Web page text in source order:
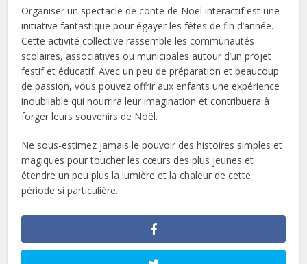
Organiser un spectacle de conte de Noël interactif est une
initiative fantastique pour égayer les fêtes de fin d’année.
Cette activité collective rassemble les communautés
scolaires, associatives ou municipales autour d’un projet
festif et éducatif. Avec un peu de préparation et beaucoup
de passion, vous pouvez offrir aux enfants une expérience
inoubliable qui nourrira leur imagination et contribuera à
forger leurs souvenirs de Noël.
Ne sous-estimez jamais le pouvoir des histoires simples et
magiques pour toucher les cœurs des plus jeunes et
étendre un peu plus la lumière et la chaleur de cette
période si particulière.